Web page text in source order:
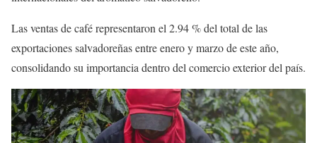
Las ventas de café representaron el 2.94 % del total de las
exportaciones salvadoreñas entre enero y marzo de este año,
consolidando su importancia dentro del comercio exterior del país.